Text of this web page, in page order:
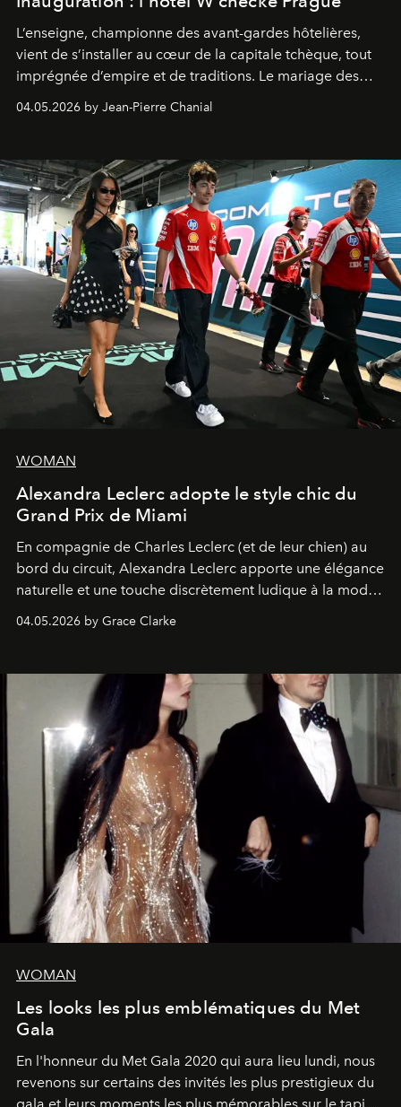
L’enseigne, championne des avant-gardes hôtelières,
vient de s’installer au cœur de la capitale tchèque, tout
imprégnée d’empire et de traditions. Le mariage des
04.05.2026 by Jean-Pierre Chanial
WOMAN
Alexandra Leclerc adopte le style chic du
Grand Prix de Miami
En compagnie de Charles Leclerc (et de leur chien) au
bord du circuit, Alexandra Leclerc apporte une élégance
naturelle et une touche discrètement ludique à la mode
04.05.2026 by Grace Clarke
WOMAN
Les looks les plus emblématiques du Met
Gala
En l'honneur du Met Gala 2020 qui aura lieu lundi, nous
revenons sur certains des invités les plus prestigieux du
gala et leurs moments les plus mémorables sur le tapis